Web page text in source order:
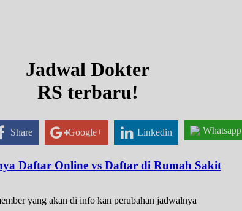
Jadwal Dokter
RS terbaru!
Share Google+ Linkedin Whatsapp
Daftar Online vs Daftar di Rumah Sakit
yang akan di info kan perubahan jadwalnya